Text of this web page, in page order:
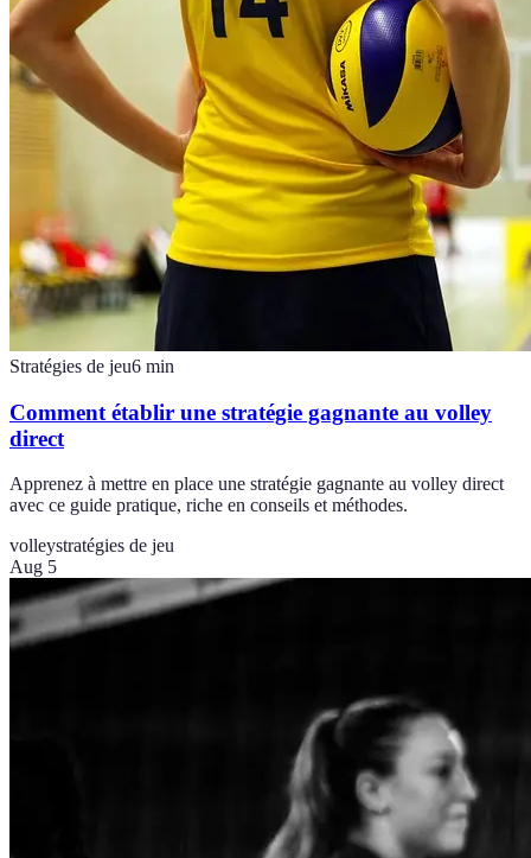
Stratégies de jeu6 min
Comment établir une stratégie gagnante au volley
direct
Apprenez à mettre en place une stratégie gagnante au volley direct
avec ce guide pratique, riche en conseils et méthodes.
volleystratégies de jeu
Aug 5